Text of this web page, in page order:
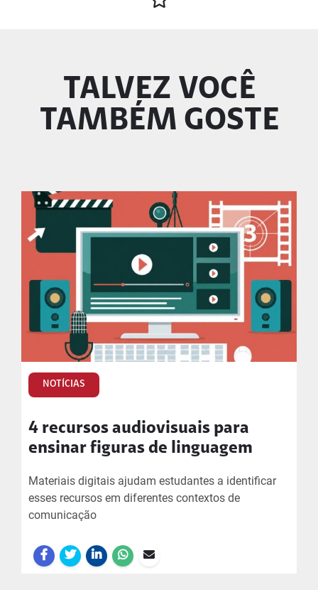
TALVEZ VOCÊ
TAMBÉM GOSTE
NOTÍCIAS
4 recursos audiovisuais para
ensinar figuras de linguagem
Materiais digitais ajudam estudantes a identificar
esses recursos em diferentes contextos de
comunicação